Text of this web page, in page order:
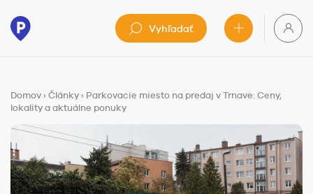
Vyhľadať
Domov › Články › Parkovacie miesto na predaj v Trnave: Ceny,
lokality a aktuálne ponuky